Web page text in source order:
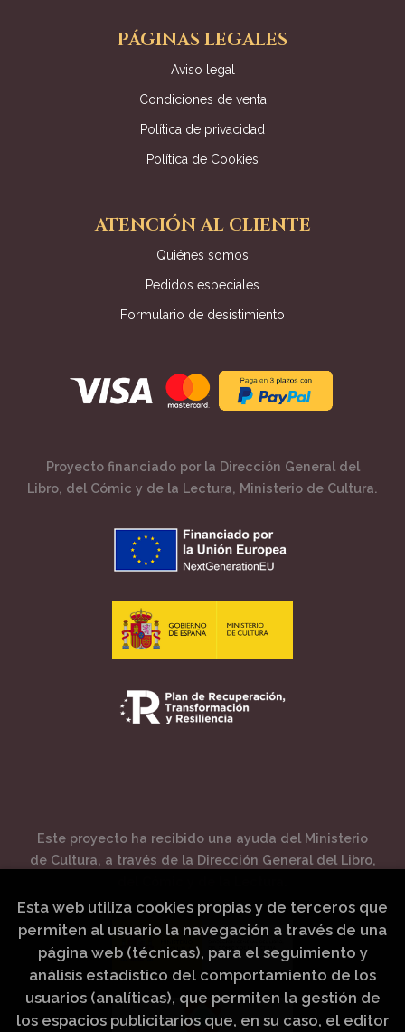
PÁGINAS LEGALES
Aviso legal
Condiciones de venta
Política de privacidad
Política de Cookies
ATENCIÓN AL CLIENTE
Quiénes somos
Pedidos especiales
Formulario de desistimiento
Proyecto financiado por la Dirección General del
Libro, del Cómic y de la Lectura, Ministerio de Cultura.
Este proyecto ha recibido una ayuda del Ministerio
de Cultura, a través de la Dirección General del Libro,
Esta web utiliza cookies propias y de terceros que
permiten al usuario la navegación a través de una
página web (técnicas), para el seguimiento y
análisis estadístico del comportamiento de los
usuarios (analíticas), que permiten la gestión de
los espacios publicitarios que, en su caso, el editor